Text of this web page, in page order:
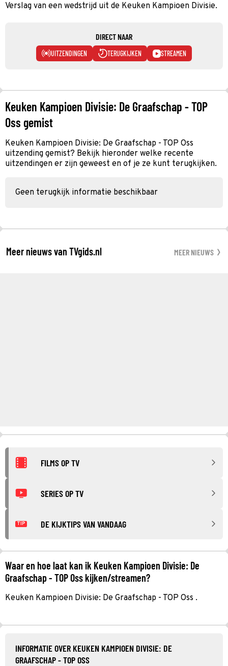
Verslag van een wedstrijd uit de Keuken Kampioen Divisie.
DIRECT NAAR
UITZENDINGEN TERUGKIJKEN STREAMEN
Keuken Kampioen Divisie: De Graafschap - TOP
Oss gemist
Keuken Kampioen Divisie: De Graafschap - TOP Oss
uitzending gemist? Bekijk hieronder welke recente
uitzendingen er zijn geweest en of je ze kunt terugkijken.
Geen terugkijk informatie beschikbaar
Meer nieuws van TVgids.nl MEER NIEUWS
FILMS OP TV
SERIES OP TV
TIP DE KIJKTIPS VAN VANDAAG
Waar en hoe laat kan ik Keuken Kampioen Divisie: De
Graafschap - TOP Oss kijken/streamen?
Keuken Kampioen Divisie: De Graafschap - TOP Oss .
INFORMATIE OVER KEUKEN KAMPIOEN DIVISIE: DE
GRAAFSCHAP - TOP OSS